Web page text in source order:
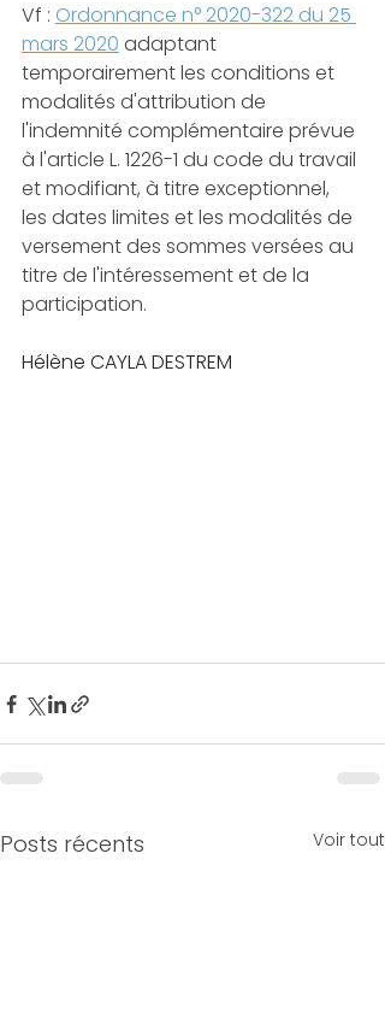
Vf : Ordonnance n° 2020-322 du 25
mars 2020 adaptant
temporairement les conditions et
modalités d'attribution de
l'indemnité complémentaire prévue
à l'article L. 1226-1 du code du travail
et modifiant, à titre exceptionnel,
les dates limites et les modalités de
versement des sommes versées au
titre de l'intéressement et de la
participation.
Hélène CAYLA DESTREM
Posts récents Voir tout